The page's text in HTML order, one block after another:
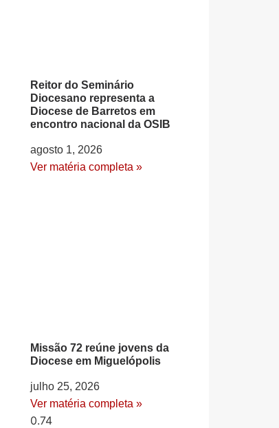
Reitor do Seminário
Diocesano representa a
Diocese de Barretos em
encontro nacional da OSIB
agosto 1, 2026
Ver matéria completa »
Missão 72 reúne jovens da
Diocese em Miguelópolis
julho 25, 2026
Ver matéria completa »